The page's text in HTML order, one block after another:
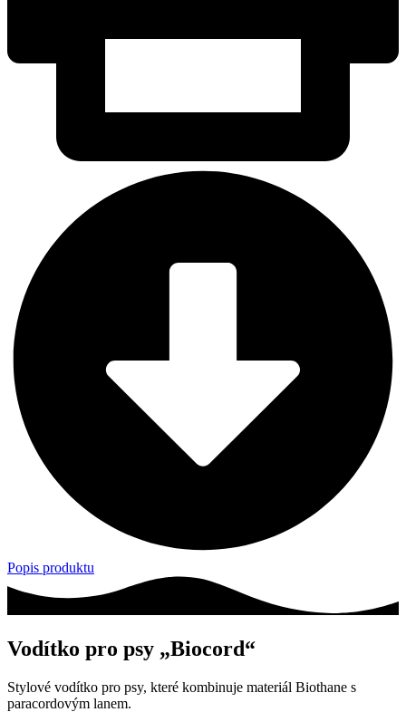
Popis produktu
Vodítko pro psy „Biocord“
Stylové vodítko pro psy, které kombinuje materiál Biothane s
paracordovým lanem.